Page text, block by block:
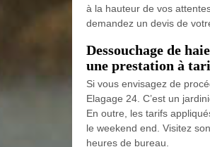
à la hauteur de vos
demandez un devis de
Dessouchage de
une prestation à
Si vous envisagez de
Elagage 24. C’est un
En outre, les tarifs
le weekend end. Visitez
heures de bureau.